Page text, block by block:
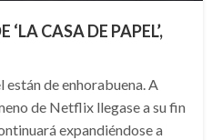
‘LA CASA DE PAPEL’,
están de enhorabuena. A
de Netflix llegase a su fin
expandiéndose a